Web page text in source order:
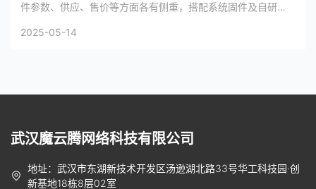
件参数、供应、售价等方面各有侧重，搭配系统固件及自研
求。
2025-05-14
武汉魔云腾网络科技有限公司
地址：武汉市东湖新技术开发区汤逊湖北路33号华工科技园·创
新基地18栋8层02室